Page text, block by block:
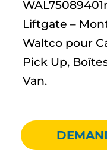
Liftgate –
Waltco pour
Pick Up,
Van.